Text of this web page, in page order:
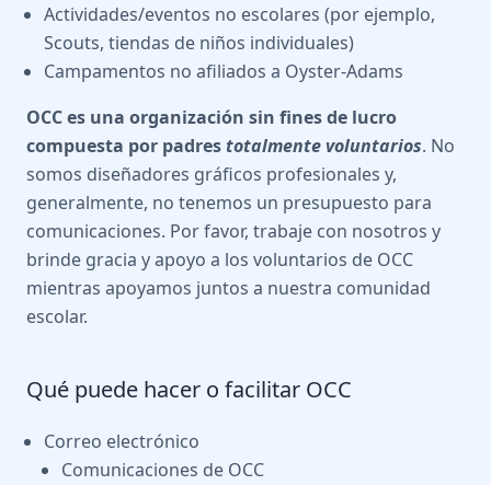
Actividades/eventos no escolares (por ejemplo,
Scouts, tiendas de niños individuales)
Campamentos no afiliados a Oyster-Adams
OCC es una organización sin fines de lucro
compuesta por padrestotalmente voluntarios. No
somos diseñadores gráficos profesionales y,
generalmente, no tenemos un presupuesto para
comunicaciones. Por favor, trabaje con nosotros y
brinde gracia y apoyo a los voluntarios de OCC
mientras apoyamos juntos a nuestra comunidad
escolar.
Qué puede hacer o facilitar OCC
Correo electrónico
Comunicaciones de OCC